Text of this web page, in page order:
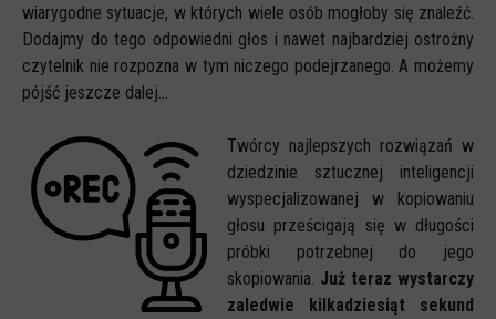
wiarygodne sytuacje, w których wiele osób mogłoby się znaleźć.
Dodajmy do tego odpowiedni głos i nawet najbardziej ostrożny
czytelnik nie rozpozna w tym niczego podejrzanego. A możemy
pójść jeszcze dalej...
Twórcy najlepszych rozwiązań w
dziedzinie sztucznej inteligencji
wyspecjalizowanej w kopiowaniu
głosu prześcigają się w długości
próbki potrzebnej do jego
skopiowania. Już teraz wystarczy
zaledwie kilkadziesiąt sekund